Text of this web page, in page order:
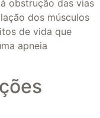
obstrução das vias
dos músculos
de vida que
apneia